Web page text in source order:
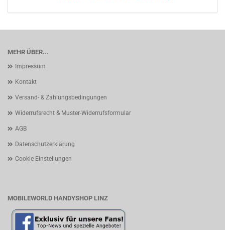
MEHR ÜBER...
Impressum
Kontakt
Versand- & Zahlungsbedingungen
Widerrufsrecht & Muster-Widerrufsformular
AGB
Datenschutzerklärung
Cookie Einstellungen
MOBILEWORLD HANDYSHOP LINZ